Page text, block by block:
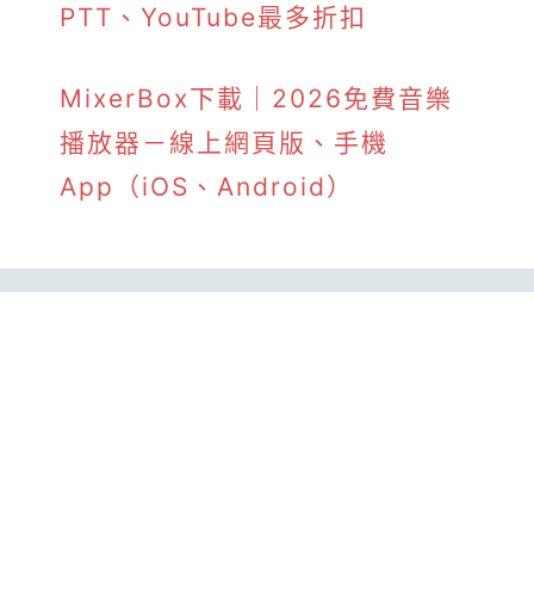
PTT、YouTube最多折扣
MixerBox下載｜2026免費音樂
播放器－線上網頁版、手機
App（iOS、Android）